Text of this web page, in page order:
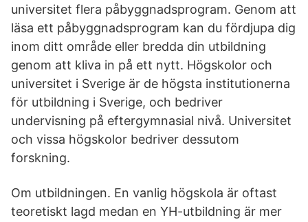
universitet flera påbyggnadsprogram. Genom att
läsa ett påbyggnadsprogram kan du fördjupa dig
inom ditt område eller bredda din utbildning
genom att kliva in på ett nytt. Högskolor och
universitet i Sverige är de högsta institutionerna
för utbildning i Sverige, och bedriver
undervisning på eftergymnasial nivå. Universitet
och vissa högskolor bedriver dessutom
forskning.
Om utbildningen. En vanlig högskola är oftast
teoretiskt lagd medan en YH-utbildning är mer